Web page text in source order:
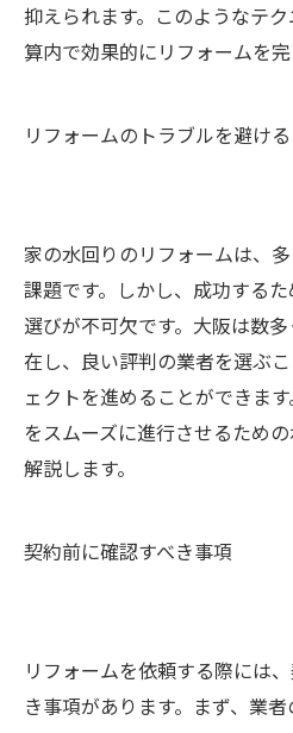
抑えられます。このようなテ
算内で効果的にリフォームを完
リフォームのトラブルを避け
家の水回りのリフォームは、
課題です。しかし、成功する
選びが不可欠です。大阪は数
在し、良い評判の業者を選ぶ
ェクトを進めることができま
をスムーズに進行させるため
解説します。
契約前に確認すべき事項
リフォームを依頼する際には
き事項があります。まず、業